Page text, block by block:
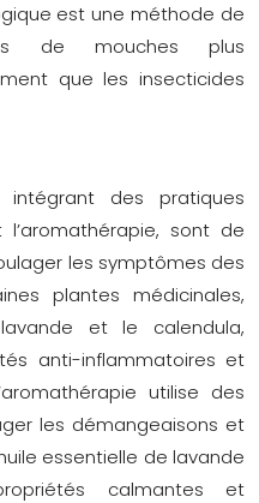
est une méthode de
de mouches plus
que les insecticides
intégrant des pratiques
sont de
les symptômes des
plantes médicinales,
et le calendula,
anti-inflammatoires et
utilise des
les démangeaisons et
essentielle de lavande
calmantes et